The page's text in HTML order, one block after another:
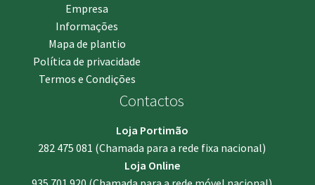
Empresa
Informações
Mapa de plantio
Política de privacidade
Termos e Condições
Contactos
Loja Portimão
282 475 081 (Chamada para a rede fixa nacional)
Loja Online